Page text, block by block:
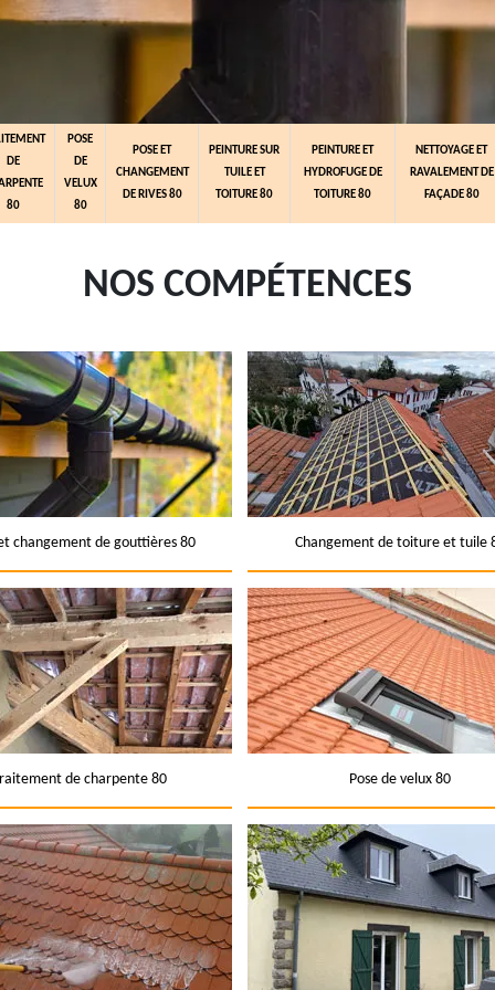
DE
80
POSE
DE
VELUX
80
POSE ET
CHANGEMENT
DE RIVES 80
PEINTURE SUR
TUILE ET
TOITURE 80
PEINTURE ET
HYDROFUGE DE
TOITURE 80
NETTOYAGE ET
RAVALEMENT DE
FAÇADE 80
NOS COMPÉTENCES
changement de gouttières 80 Changement de toiture et tuile
de charpente 80 Pose de velux 80